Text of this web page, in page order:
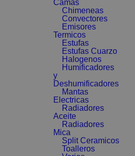
Camas
Chimeneas
Convectores
Emisores
Termicos
Estufas
Estufas Cuarzo
Halogenos
Humificadores
y
Deshumificadores
Mantas
Electricas
Radiadores
Aceite
Radiadores
Mica
Split Ceramicos
Toalleros